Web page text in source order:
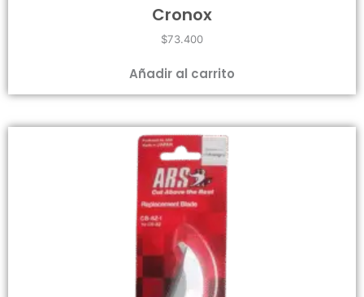
Cronox
$73.400
Añadir al carrito